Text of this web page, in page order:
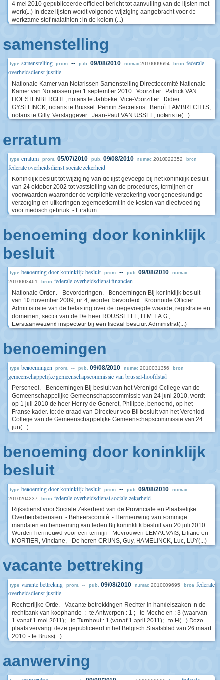
4 mei 2010 gepubliceerde officieel bericht tot aanvulling van de lijsten met
werk(...) In deze lijsten wordt volgende wijziging aangebracht voor de
werkzame stof malathion : in de kolom (...)
samenstelling
type samenstelling prom. -- pub. 09/08/2010 numac 2010009694 bron federale
overheidsdienst justitie
Nationale Kamer van Notarissen Samenstelling Directiecomité Nationale
Kamer van Notarissen per 1 september 2010 : Voorzitter : Patrick VAN
HOESTENBERGHE, notaris te Jabbeke. Vice-Voorzitter : Didier
GYSELINCK, notaris te Brussel. Pennin Secretaris : Benoît LAMBRECHTS,
notaris te Gilly. Verslaggever : Jean-Paul VAN USSEL, notaris te(...)
erratum
type erratum prom. 05/07/2010 pub. 09/08/2010 numac 2010022352 bron
federale overheidsdienst sociale zekerheid
Koninklijk besluit tot wijziging van de lijst gevoegd bij het koninklijk besluit
van 24 oktober 2002 tot vaststelling van de procedures, termijnen en
voorwaarden waaronder de verplichte verzekering voor geneeskundige
verzorging en uitkeringen tegemoetkomt in de kosten van dieetvoeding
voor medisch gebruik. - Erratum
benoeming door koninklijk
besluit
type benoeming door koninklijk besluit prom. -- pub. 09/08/2010 numac
2010003461 bron federale overheidsdienst financien
Nationale Orden. - Bevorderingen. - Benoemingen Bij koninklijk besluit
van 10 november 2009, nr. 4, worden bevorderd : Kroonorde Officier
Administratie van de belasting over de toegevoegde waarde, registratie en
domeinen, sector van de De heer ROUSSELLE, H.M.T.A.G.,
Eerstaanwezend inspecteur bij een fiscaal bestuur. Administrat(...)
benoemingen
type benoemingen prom. -- pub. 09/08/2010 numac 2010031356 bron
gemeenschappelijke gemeenschapscommissie van brussel-hoofdstad
Personeel. - Benoemingen Bij besluit van het Verenigd College van de
Gemeenschappelijke Gemeenschapscommissie van 24 juni 2010, wordt
op 1 juli 2010 de heer Henry de Generet, Philippe, benoemd, op het
Franse kader, tot de graad van Directeur voo Bij besluit van het Verenigd
College van de Gemeenschappelijke Gemeenschapscommissie van 24
jun(...)
benoeming door koninklijk
besluit
type benoeming door koninklijk besluit prom. -- pub. 09/08/2010 numac
2010204237 bron federale overheidsdienst sociale zekerheid
Rijksdienst voor Sociale Zekerheid van de Provinciale en Plaatselijke
Overheidsdiensten. - Beheerscomité. - Hernieuwing van sommige
mandaten en benoeming van leden Bij koninklijk besluit van 20 juli 2010 :
Worden hernieuwd voor een termijn - Mevrouwen LEMAUVAIS, Liliane en
MORTIER, Vinciane, - De heren CRIJNS, Guy, HAMELINCK, Luc, LUY(...)
vacante bettreking
type vacante bettreking prom. -- pub. 09/08/2010 numac 2010009695 bron federale
overheidsdienst justitie
Rechterlijke Orde. - Vacante betrekkingen Rechter in handelszaken in de
rechtbank van koophandel : -te Antwerpen : 1 ; - te Mechelen : 3 (waarvan
1 vanaf 1 mei 2011); - te Turnhout : 1 (vanaf 1 april 2011); - te H(...) Deze
plaats vervangt deze gepubliceerd in het Belgisch Staatsblad van 26 maart
2010. - te Bruss(...)
aanwerving